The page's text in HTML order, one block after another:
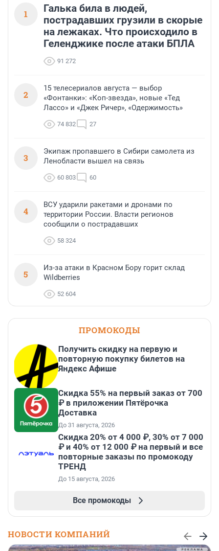
1
Галька била в людей,
пострадавших грузили в скорые
на лежаках. Что происходило в
Геленджике после атаки БПЛА
91 272
2
15 телесериалов августа — выбор
«Фонтанки»: «Коп-звезда», новые «Тед
Лассо» и «Джек Ричер», «Одержимость»
74 832 27
3
Экипаж пропавшего в Сибири самолета из
Ленобласти вышел на связь
60 803 60
4
ВСУ ударили ракетами и дронами по
территории России. Власти регионов
сообщили о пострадавших
58 324
5
Из-за атаки в Красном Бору горит склад
Wildberries
52 604
ПРОМОКОДЫ
Получить скидку на первую и
повторную покупку билетов на
Яндекс Афише
Скидка 55% на первый заказ от 700
₽ в приложении Пятёрочка
Доставка
До 31 августа, 2026
Скидка 20% от 4 000 ₽, 30% от 7 000
₽ и 40% от 12 000 ₽ на первый и все
повторные заказы по промокоду
ТРЕНД
До 15 августа, 2026
Все промокоды
НОВОСТИ КОМПАНИЙ